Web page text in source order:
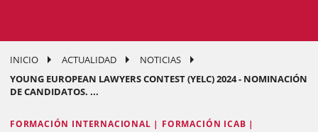
INICIO ACTUALIDAD
NOTICIAS
YOUNG EUROPEAN LAWYERS CONTEST (YELC) 2024 - NOMINACIÓN
DE CANDIDATOS. ...
FORMACIÓN INTERNACIONAL | FORMACIÓN ICAB |